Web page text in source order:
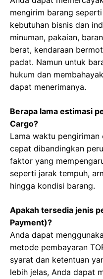
mengirim barang
kebutuhan bisnis dan
minuman, pakaian,
berat, kendaraan
padat. Namun untuk
hukum dan
dapat menerimanya.
Berapa lama estimasi
Cargo?
Lama waktu
cepat dibandingkan
faktor yang
seperti jarak tempuh,
hingga kondisi barang.
Apakah tersedia jenis
Payment)?
Anda dapat
metode pembayaran
syarat dan ketentuan
lebih jelas, Anda dapat